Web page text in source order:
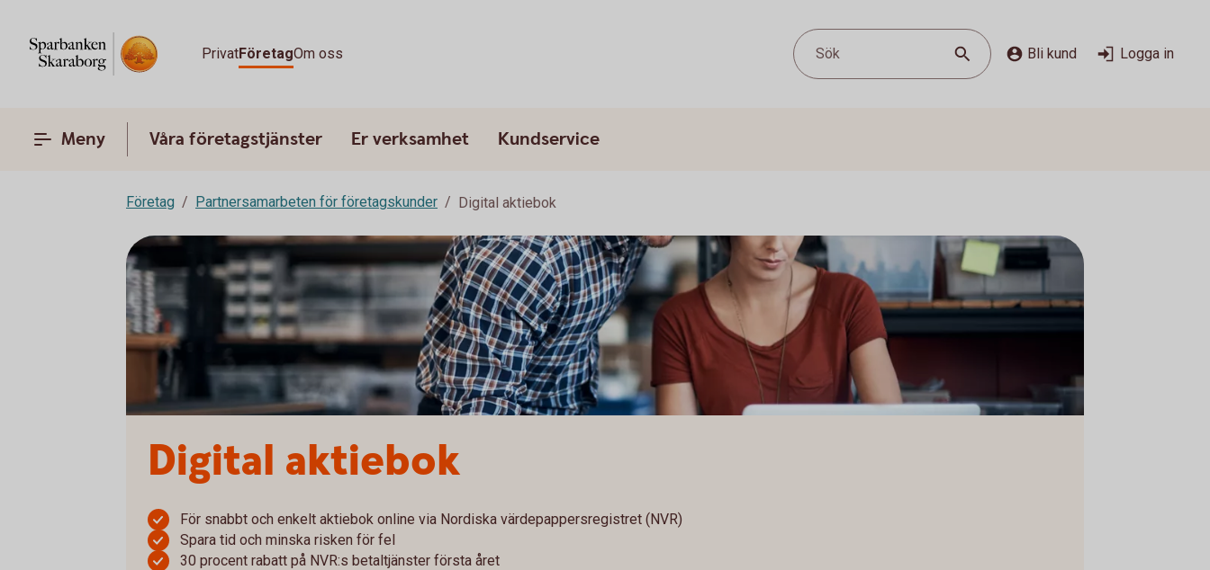
PrivatFöretagOm oss Sök Bli kund Logga in
Meny Våra företagstjänster Er verksamhet Kundservice
Företag Partnersamarbeten för företagskunder Digital aktiebok
Digital aktiebok
För snabbt och enkelt aktiebok online via Nordiska värdepappersregistret (NVR)
Spara tid och minska risken för fel
30 procent rabatt på NVR:s betaltjänster första året